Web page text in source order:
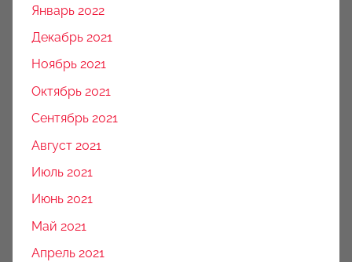
Январь 2022
Декабрь 2021
Ноябрь 2021
Октябрь 2021
Сентябрь 2021
Август 2021
Июль 2021
Июнь 2021
Май 2021
Апрель 2021